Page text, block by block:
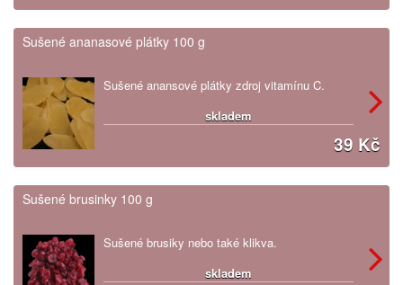
Sušené ananasové plátky 100 g
Sušené anansové plátky zdroj vitamínu C.
skladem
39 Kč
Sušené brusinky 100 g
Sušené brusiky nebo také klikva.
skladem